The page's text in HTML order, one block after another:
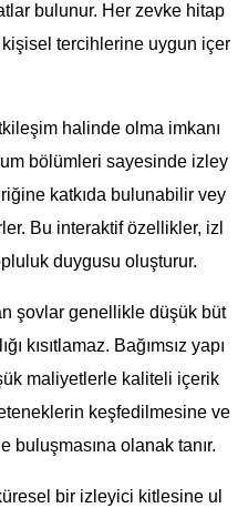
bulunur. Her zevke hitap
tercihlerine uygun içer
halinde olma imkanı
bölümleri sayesinde izley
katkıda bulunabilir vey
Bu interaktif özellikler, izl
duygusu oluşturur.
şovlar genellikle düşük büt
kısıtlamaz. Bağımsız yapı
maliyetlerle kaliteli içerik
keşfedilmesine ve
buluşmasına olanak tanır.
bir izleyici kitlesine ul